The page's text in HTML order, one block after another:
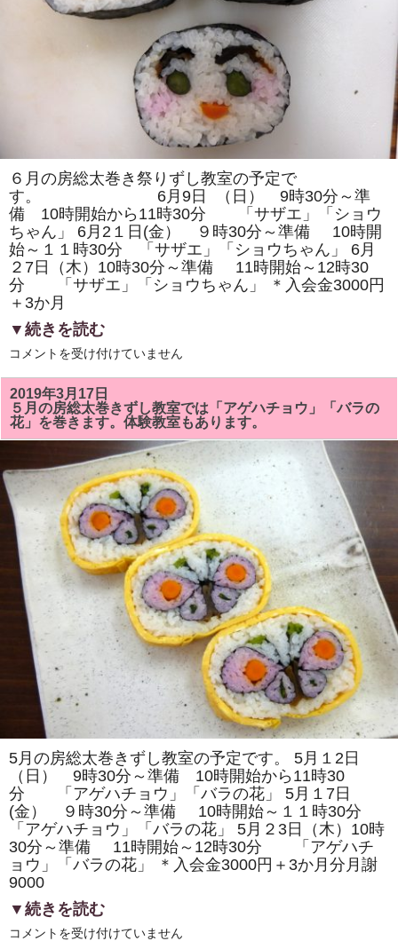
あ
り
ま
す。
は
６月の房総太巻き祭りずし教室の予定で
す。 6月9日 （日） 9時30分～準
備 10時開始から11時30分 「サザエ」「ショウ
ちゃん」 6月2１日(金） ９時30分～準備 10時開
始～１１時30分 「サザエ」「ショウちゃん」 6月
２7日（木）10時30分～準備 11時開始～12時30
分 「サザエ」「ショウちゃん」 ＊入会金3000円
＋3か月
▼続きを読む
６
の
房
総
太
巻
き
ず
教
室
で
は
「サ
ザ
エ」
「シ
ん」
験
教
室
も
あ
り
ま
す。
コメントを受け付けていません
2019年3月17日
５月の房総太巻きずし教室では「アゲハチョウ」「バラの
花」を巻きます。体験教室もあります。
5月の房総太巻きずし教室の予定です。 5月１2日
（日） 9時30分～準備 10時開始から11時30
分 「アゲハチョウ」「バラの花」 5月１7日
(金） ９時30分～準備 10時開始～１１時30分
「アゲハチョウ」「バラの花」 5月２3日（木）10時
30分～準備 11時開始～12時30分 「アゲハチ
ョウ」「バラの花」 ＊入会金3000円＋3か月分月謝
9000
▼続きを読む
５
コメントを受け付けていません